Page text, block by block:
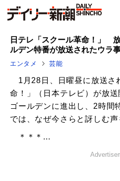
日テレ「スクール革命！」
ルデン特番が放送されたウラ
エンタメ 芸能
1月28日、日曜昼に放送さ
命！」（日本テレビ）が放
ゴールデンに進出し、2時間
では、なぜ今さらと訝しむ声
＊＊＊...